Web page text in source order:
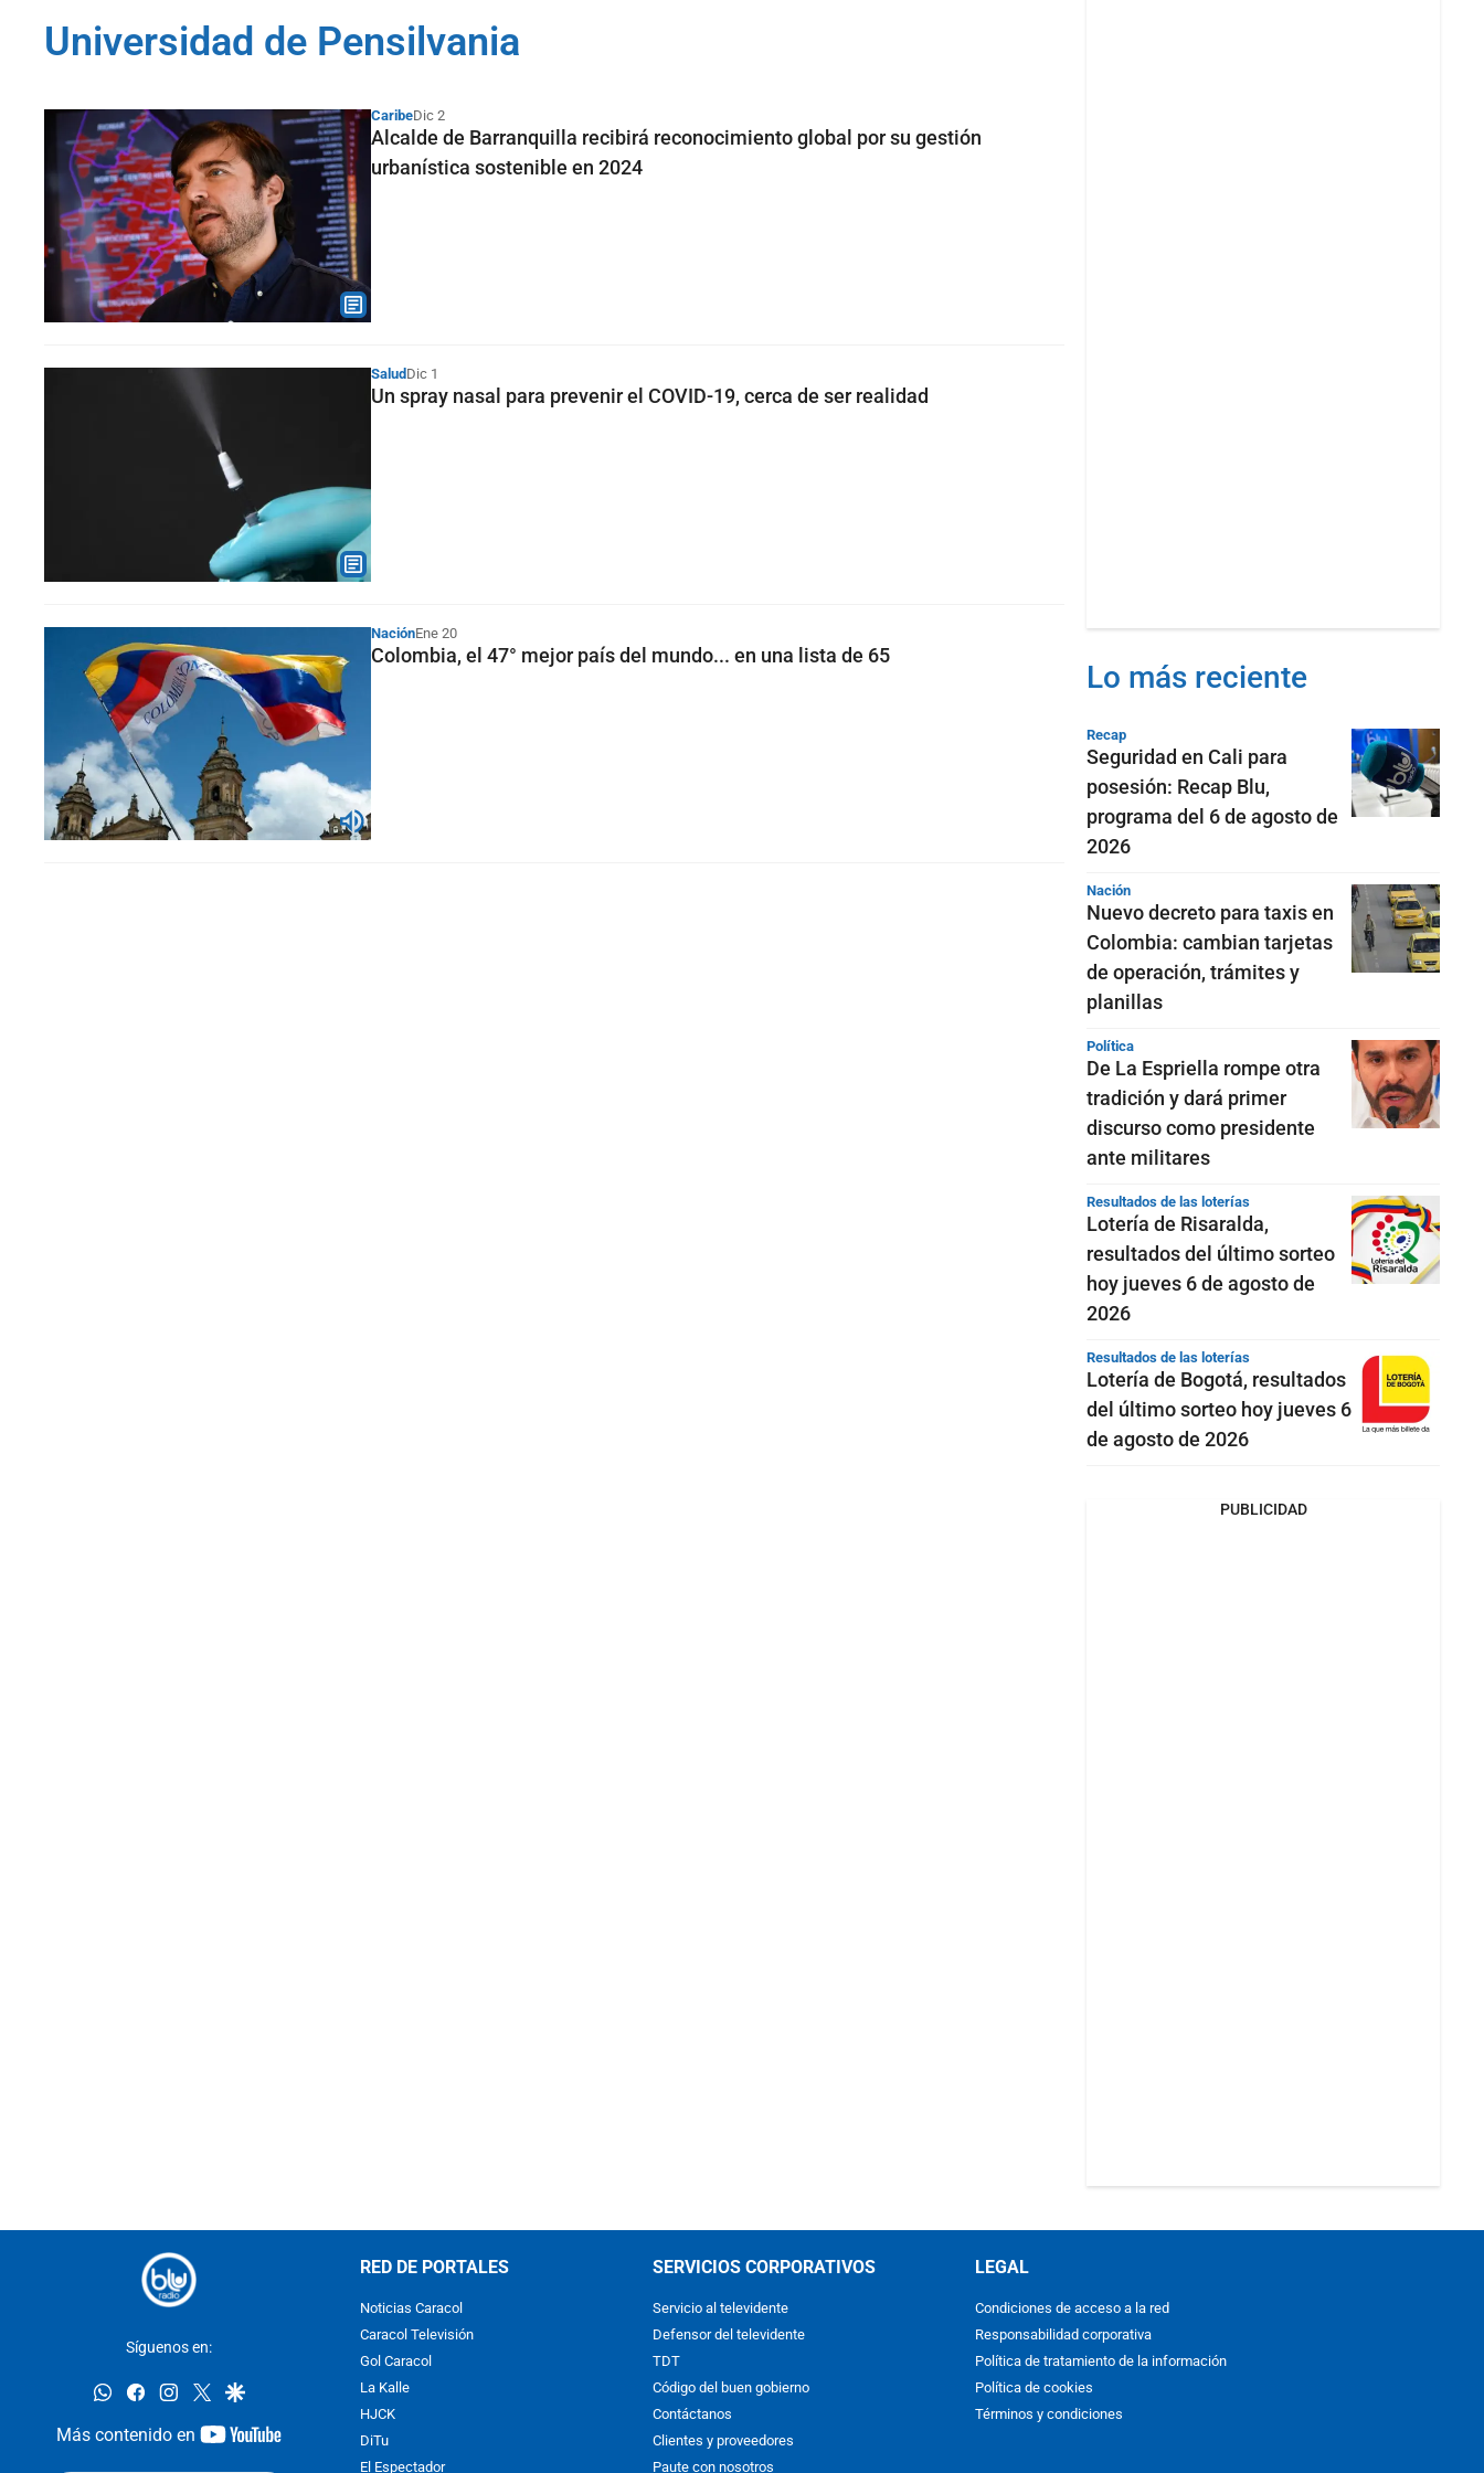
Universidad de Pensilvania
CaribeDic 2
Alcalde de Barranquilla recibirá reconocimiento global por su gestión
urbanística sostenible en 2024
Salud Dic 1
Un spray nasal para prevenir el COVID-19, cerca de ser realidad
NaciónEne 20
Colombia, el 47° mejor país del mundo... en una lista de 65
Lo más reciente
Recap
Seguridad en Cali para
posesión: Recap Blu,
programa del 6 de agosto de
2026
Nación
Nuevo decreto para taxis en
Colombia: cambian tarjetas
de operación, trámites y
planillas
Política
De La Espriella rompe otra
tradición y dará primer
discurso como presidente
ante militares
Resultados de las loterías
Lotería de Risaralda,
resultados del último sorteo
hoy jueves 6 de agosto de
2026
Resultados de las loterías
Lotería de Bogotá, resultados
del último sorteo hoy jueves 6
de agosto de 2026
PUBLICIDAD
Síguenos en:
whatsappfacebookinstagram
twittergoogle
Más contenido en
youtube-
RED DE PORTALES
Noticias Caracol
Caracol Televisión
Gol Caracol
La Kalle
HJCK
DiTu
El Espectador
SERVICIOS CORPORATIVOS
Servicio al televidente
Defensor del televidente
TDT
Código del buen gobierno
Contáctanos
Clientes y proveedores
Paute con nosotros
LEGAL
Condiciones de acceso a la red
Responsabilidad corporativa
Política de tratamiento de la información
Política de cookies
Términos y condiciones